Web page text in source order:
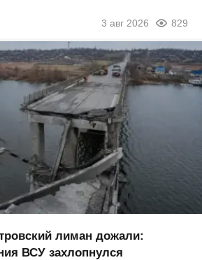
3 авг 2026 829
лиман дожали:
ВСУ захлопнулся